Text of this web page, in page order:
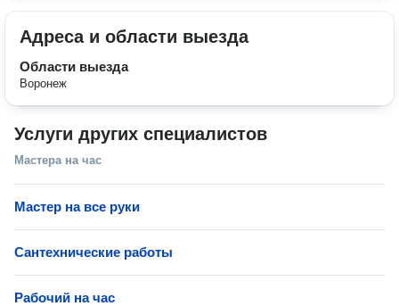
Адреса и области выезда
Области выезда
Воронеж
Услуги других специалистов
Мастера на час
Мастер на все руки
Сантехнические работы
Рабочий на час